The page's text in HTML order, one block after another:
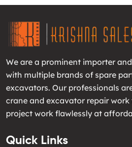
We are a prominent importer
with multiple brands of spare
excavators. Our professionals
crane and excavator repair
project work flawlessly at
Quick Links